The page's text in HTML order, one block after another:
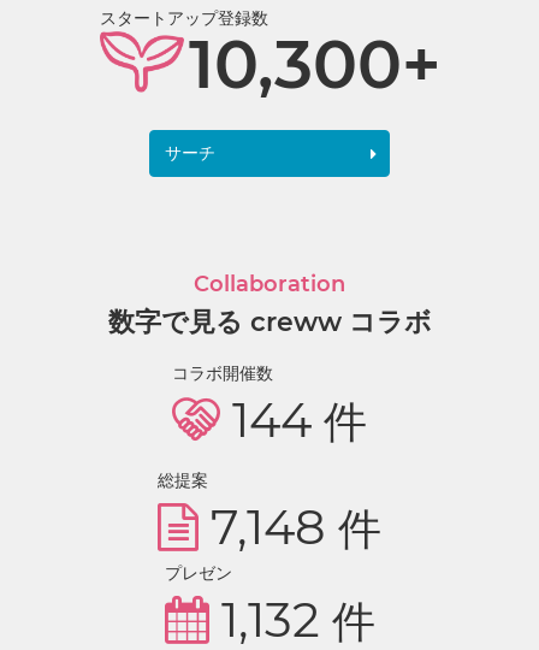
スタートアップ登録数
10,300+
サーチ
Collaboration
数字で見る creww コラボ
コラボ開催数
144 件
総提案
7,148 件
プレゼン
1,132 件